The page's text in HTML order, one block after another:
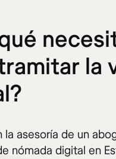
la
la asesoría de un
nómada digital en